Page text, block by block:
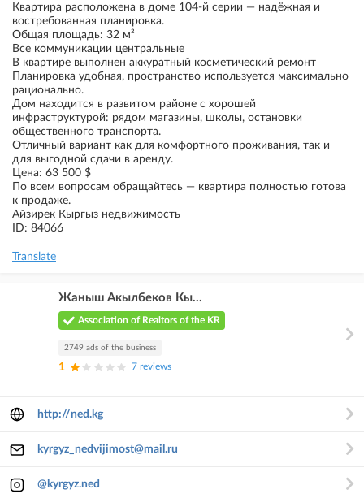
Квартира расположена в доме 104-й серии — надёжная и
востребованная планировка.
Общая площадь: 32 м²
Все коммуникации центральные
В квартире выполнен аккуратный косметический ремонт
Планировка удобная, пространство используется максимально
рационально.
Дом находится в развитом районе с хорошей
инфраструктурой: рядом магазины, школы, остановки
общественного транспорта.
Отличный вариант как для комфортного проживания, так и
для выгодной сдачи в аренду.
Цена: 63 500 $
По всем вопросам обращайтесь — квартира полностью готова
к продаже.
Айзирек Кыргыз недвижимость
ID: 84066
Translate
Жаныш Акылбеков Кы...
Association of Realtors of the KR
2749 ads of the business
1 7 reviews
http://ned.kg
kyrgyz_nedvijimost@mail.ru
@kyrgyz.ned